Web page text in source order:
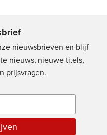
nieuwsbrieven en blijf
nieuws, nieuwe titels,
prijsvragen.